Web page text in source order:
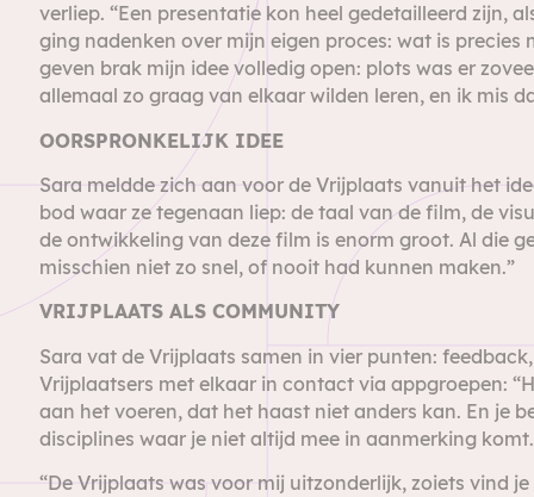
verliep. “Een presentatie kon heel gedetailleerd zijn,
ging nadenken over mijn eigen proces: wat is
geven brak mijn idee volledig open: plots was er
allemaal zo graag van elkaar wilden leren, en ik mis
OORSPRONKELIJK IDEE
Sara meldde zich aan voor de Vrijplaats vanuit het
bod waar ze tegenaan liep: de taal van de film, de
de ontwikkeling van deze film is enorm groot. Al die
misschien niet zo snel, of nooit had kunnen maken.”
VRIJPLAATS ALS COMMUNITY
Sara vat de Vrijplaats samen in vier punten:
Vrijplaatsers met elkaar in contact via appgroepen:
aan het voeren, dat het haast niet anders kan. En je
disciplines waar je niet altijd mee in aanmerking komt.
“De Vrijplaats was voor mij uitzonderlijk, zoiets vind